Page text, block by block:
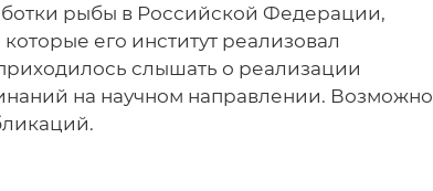
рыбы в Российской Федерации,
его институт реализовал
слышать о реализации
на научном направлении.